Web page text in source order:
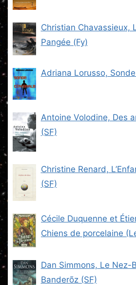
Christian Chavassieux,
Pangée (Fy)
Adriana Lorusso,
Antoine Volodine, Des
(SF)
Christine Renard,
(SF)
Cécile Duquenne et
Chiens de porcelaine
Dan Simmons, Le Nez-
Banderõz (SF)